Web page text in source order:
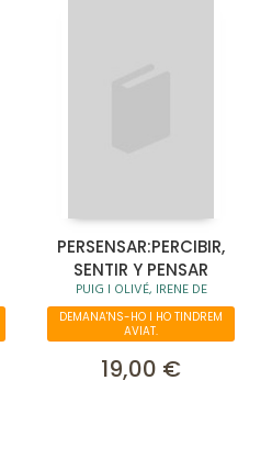
PERSENSAR:PERCIBIR,
SENTIR Y PENSAR
PUIG I OLIVÉ, IRENE DE
DEMANA'NS-HO I HO TINDREM
AVIAT.
19,00 €